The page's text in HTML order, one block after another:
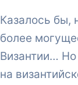
Казалось бы,
более
Византии… Но
на